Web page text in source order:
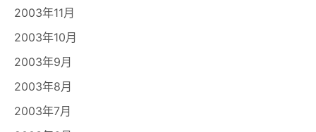
2003年11月
2003年10月
2003年9月
2003年8月
2003年7月